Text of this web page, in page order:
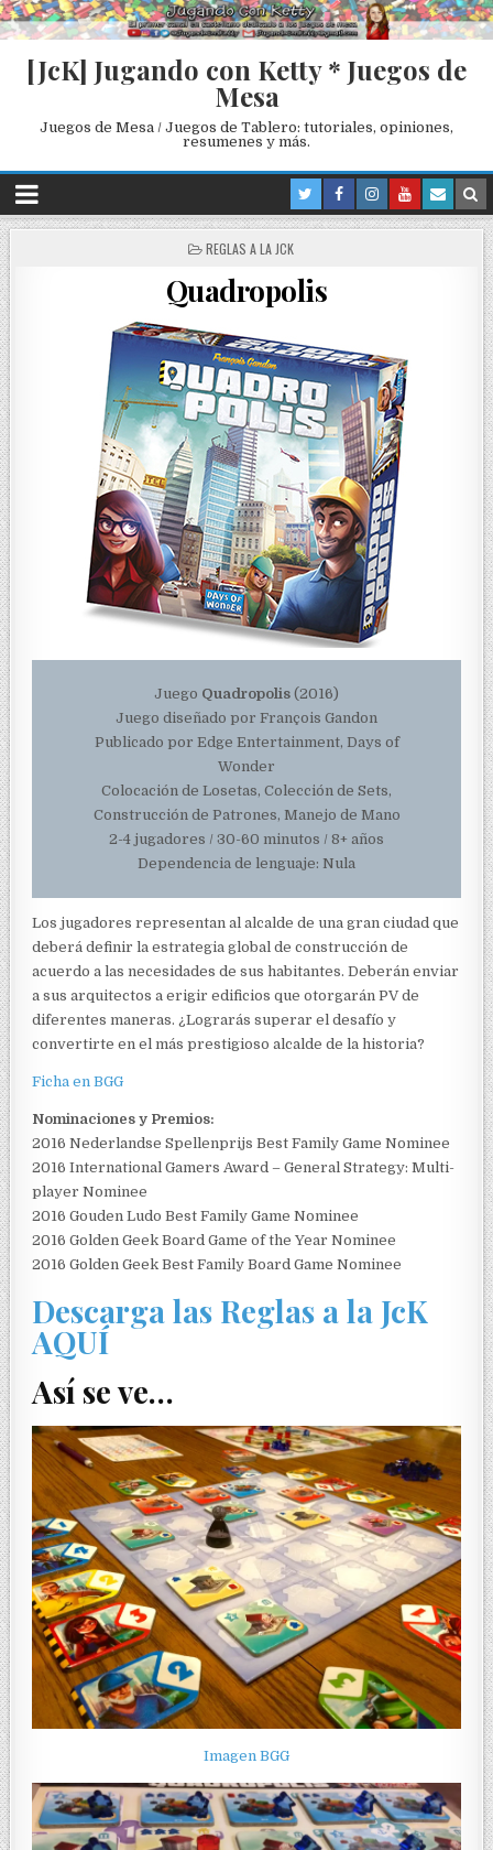
[JcK] Jugando con Ketty * Juegos de
Mesa
Juegos de Mesa / Juegos de Tablero: tutoriales, opiniones,
resumenes y más.
P
S
T
D
I
N
REGLAS A LA JCK
Quadropolis
Juego Quadropolis (2016)
Juego diseñado por François Gandon
Publicado por Edge Entertainment, Days of
Wonder
Colocación de Losetas, Colección de Sets,
Construcción de Patrones, Manejo de Mano
2-4 jugadores / 30-60 minutos / 8+ años
Dependencia de lenguaje: Nula
Los jugadores representan al alcalde de una gran ciudad que
deberá definir la estrategia global de construcción de
acuerdo a las necesidades de sus habitantes. Deberán enviar
a sus arquitectos a erigir edificios que otorgarán PV de
diferentes maneras. ¿Lograrás superar el desafío y
convertirte en el más prestigioso alcalde de la historia?
Ficha en BGG
Nominaciones y Premios:
2016 Nederlandse Spellenprijs Best Family Game Nominee
2016 International Gamers Award – General Strategy: Multi-
player Nominee
2016 Gouden Ludo Best Family Game Nominee
2016 Golden Geek Board Game of the Year Nominee
2016 Golden Geek Best Family Board Game Nominee
Descarga las Reglas a la JcK
AQUÍ
Así se ve…
Imagen BGG